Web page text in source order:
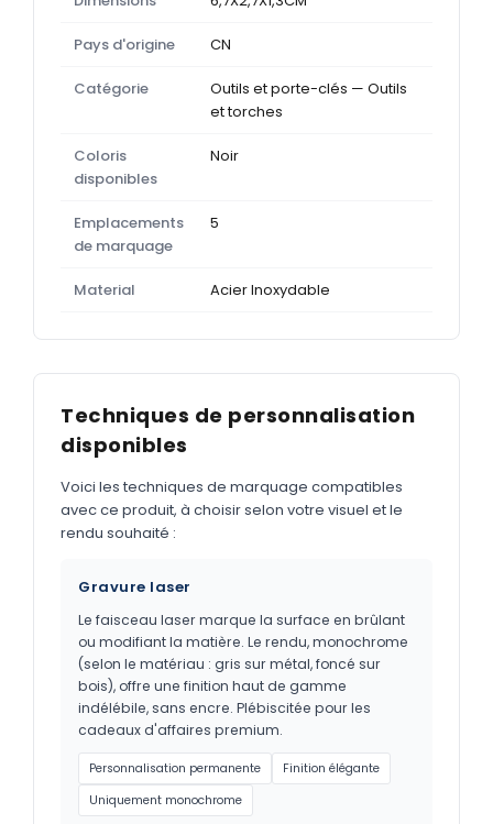
Pays d'origine CN
Catégorie
Outils et porte-clés — Outils
et torches
Coloris
disponibles
Noir
Emplacements
de marquage
5
Material Acier Inoxydable
Techniques de personnalisation
disponibles
Voici les techniques de marquage compatibles
avec ce produit, à choisir selon votre visuel et le
rendu souhaité :
Gravure laser
Le faisceau laser marque la surface en brûlant
ou modifiant la matière. Le rendu, monochrome
(selon le matériau : gris sur métal, foncé sur
bois), offre une finition haut de gamme
indélébile, sans encre. Plébiscitée pour les
cadeaux d'affaires premium.
Personnalisation permanente
Finition élégante
Uniquement monochrome